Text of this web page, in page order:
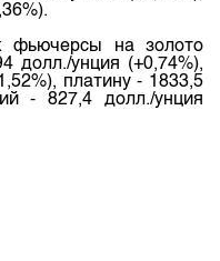
фьючерсы на золото
долл./унция (+0,74%),
платину - 1833,5
- 827,4 долл./унция